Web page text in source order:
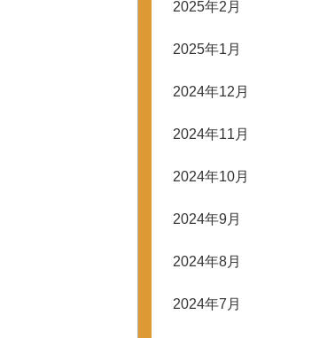
2025年2月
2025年1月
2024年12月
2024年11月
2024年10月
2024年9月
2024年8月
2024年7月